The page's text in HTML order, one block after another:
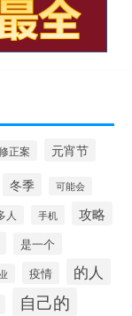
正案 元宵节
冬季 可能会
人 手机 攻略
是一个
疫情 的人
自己的